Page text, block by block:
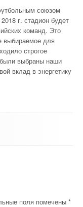
союзом
г. стадион будет
команд. Это
выбираемое для
строгое
выбраны наши
вклад в энергетику
поля помечены *